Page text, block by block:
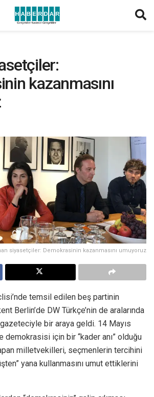
kazanmasını
siyasetçiler: Demokrasinin kazanmasını umuyoruz
temsil edilen beş partinin
Berlin’de DW Türkçe’nin de aralarında
bir araya geldi. 14 Mayıs
demokrasisi için bir “kader anı” olduğu
milletvekilleri, seçmenlerin tercihini
yana kullanmasını umut ettiklerini